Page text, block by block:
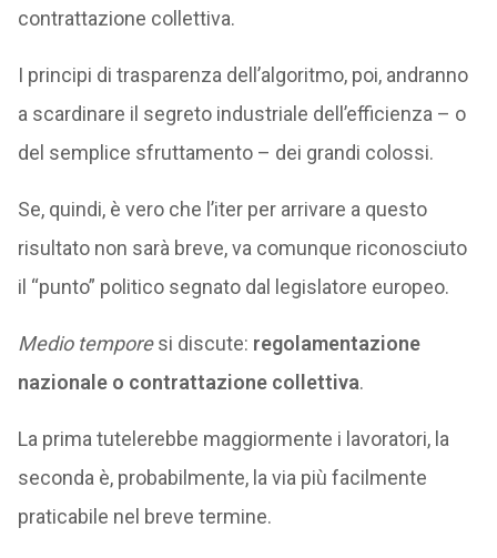
contrattazione collettiva.
I principi di trasparenza dell’algoritmo, poi, andranno
a scardinare il segreto industriale dell’efficienza – o
del semplice sfruttamento – dei grandi colossi.
Se, quindi, è vero che l’iter per arrivare a questo
risultato non sarà breve, va comunque riconosciuto
il “punto” politico segnato dal legislatore europeo.
Medio temporesi discute: regolamentazione
nazionale o contrattazione collettiva.
La prima tutelerebbe maggiormente i lavoratori, la
seconda è, probabilmente, la via più facilmente
praticabile nel breve termine.